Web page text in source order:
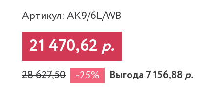
Артикул: AK9/6L/WB
21 470,62 р.
28 627,50 -25% Выгода 7 156,88р.